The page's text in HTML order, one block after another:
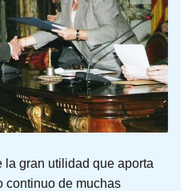
la gran utilidad que aporta
continuo de muchas